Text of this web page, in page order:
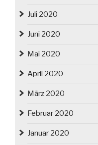
Juli 2020
Juni 2020
Mai 2020
April 2020
März 2020
Februar 2020
Januar 2020